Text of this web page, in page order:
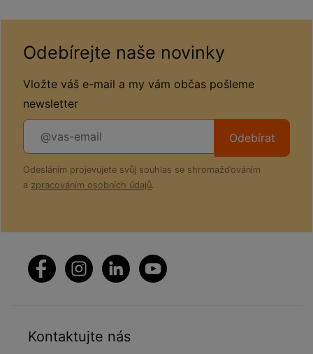
Odebírejte naše novinky
Vložte váš e-mail a my vám občas pošleme
newsletter
Odebírat
Odesláním projevujete svůj souhlas se shromažďováním
a zpracováním osobních údajů.
Kontaktujte nás